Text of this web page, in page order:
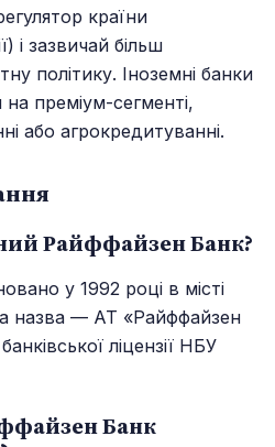
країни
і зазвичай більш
політику. Іноземні банки
на преміум-сегменті,
або агрокредитуванні.
Райффайзен Банк?
у 1992 році в місті
назва — АТ «Райффайзен
ліцензії НБУ
Банк